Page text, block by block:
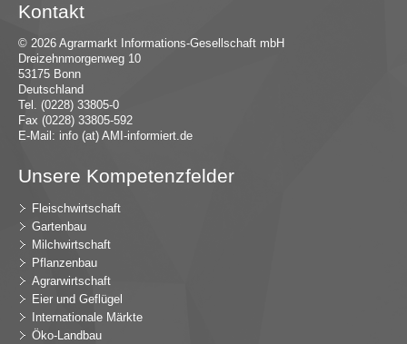
Kontakt
© 2026 Agrarmarkt Informations-Gesellschaft mbH
Dreizehnmorgenweg 10
53175 Bonn
Deutschland
Tel. (0228) 33805-0
Fax (0228) 33805-592
E-Mail: info (at) AMI-informiert.de
Unsere Kompetenzfelder
Fleischwirtschaft
Gartenbau
Milchwirtschaft
Pflanzenbau
Agrarwirtschaft
Eier und Geflügel
Internationale Märkte
Öko-Landbau